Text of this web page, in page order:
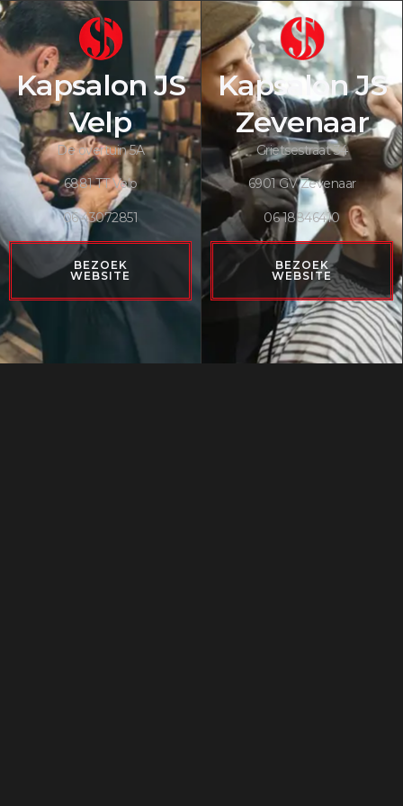
Kapsalon JS
Velp
De overtuin 5A
6881 TT Velp
06 43072851
BEZOEK
WEBSITE
Kapsalon JS
Zevenaar
Grietsestraat 34
6901 GV Zevenaar
06 18846410
BEZOEK
WEBSITE